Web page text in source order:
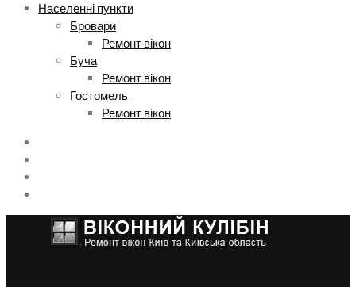
Населенні пункти
Бровари
Ремонт вікон
Буча
Ремонт вікон
Гостомель
Ремонт вікон